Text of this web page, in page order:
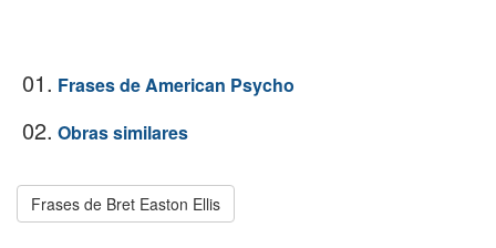
01. Frases de American Psycho
02. Obras similares
Frases de Bret Easton Ellis